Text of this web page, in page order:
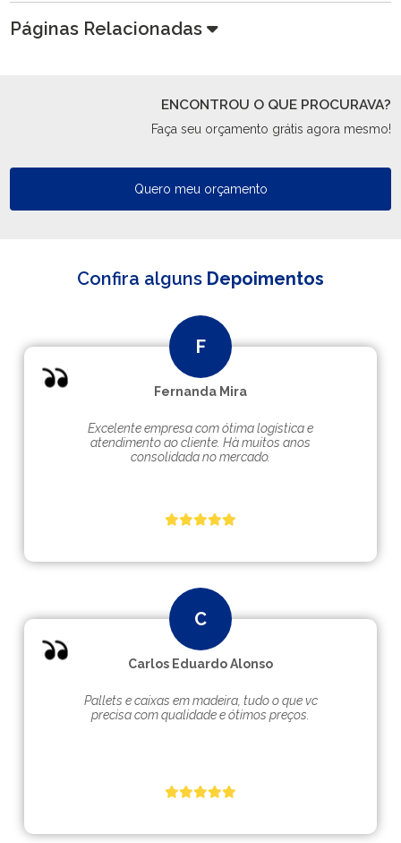
Páginas Relacionadas
ENCONTROU O QUE PROCURAVA?
Faça seu orçamento grátis agora mesmo!
Quero meu orçamento
Confira alguns Depoimentos
Fernanda Mira
Excelente empresa com ótima logística e
atendimento ao cliente. Hà muitos anos
consolidada no mercado.
Carlos Eduardo Alonso
Pallets e caixas em madeira, tudo o que vc
precisa com qualidade e ótimos preços.